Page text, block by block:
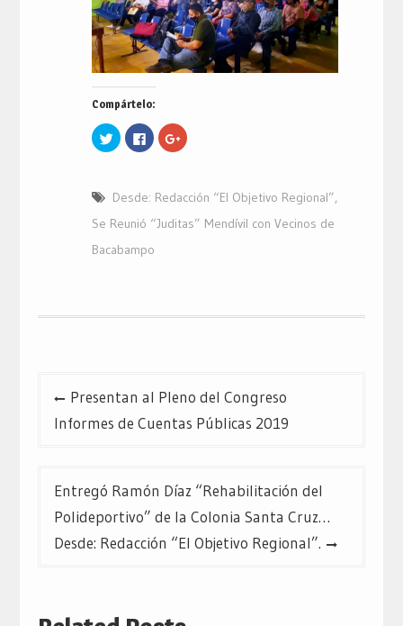
Compártelo:
Haz
clic
para
(Se
en
una
ventana
nueva)
Haz
clic
para
(Se
en
una
nueva)
Haz
clic
Google+
(Se
en
una
Desde: Redacción “El Objetivo Regional”,
Se Reunió “Juditas” Mendívil con Vecinos de
Bacabampo
Presentan al Pleno del Congreso
Informes de Cuentas Públicas 2019
Entregó Ramón Díaz “Rehabilitación del
Polideportivo” de la Colonia Santa Cruz…
Desde: Redacción “El Objetivo Regional”.